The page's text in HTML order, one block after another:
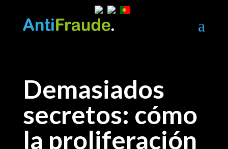
a
Demasiados
secretos: cómo
la proliferación